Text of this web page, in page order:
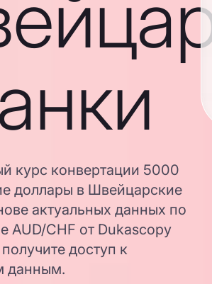
курс конвертации 5000
доллары в Швейцарские
актуальных данных по
AUD/CHF от Dukascopy
доступ к
данным.